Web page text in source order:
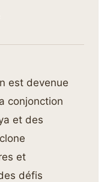
est devenue
conjonction
et des
et
défis